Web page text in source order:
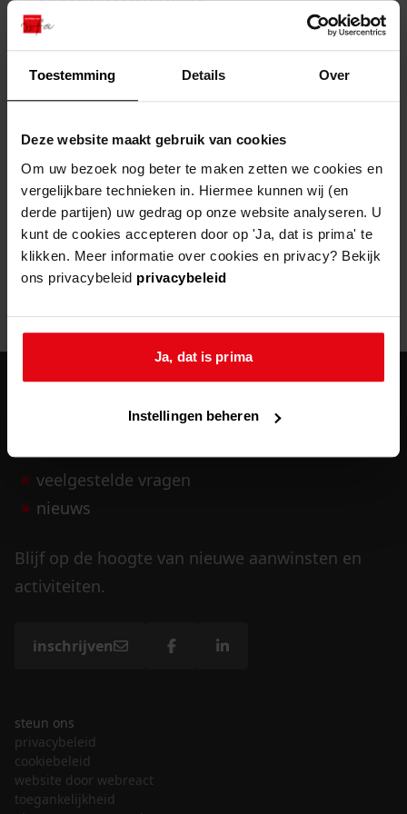
Toestemming Details Over
Deze website maakt gebruik van cookies
Om uw bezoek nog beter te maken zetten we cookies en
vergelijkbare technieken in. Hiermee kunnen wij (en
derde partijen) uw gedrag op onze website analyseren. U
kunt de cookies accepteren door op 'Ja, dat is prima' te
klikken. Meer informatie over cookies en privacy? Bekijk
ons privacybeleid privacybeleid
Ja, dat is prima
Instellingen beheren
bouwvergunningen
omgevingsvergunningen
vergunningen
uitleg nodig?
Wij helpen u op weg met een aantal zoektips.
bekijk alle zoektips
Wij helpen u op weg met een aantal zoektips.
bekijk alle zoektips
bekijk ons geschiedenislokaal
advisering en toezicht
beleidsplan
gemeenschappelijke regeling
publiek jaarverslag
steun het archief
U kunt ook Vriend worden en het Westfries
Archief steunen.
meer weten
zoektips
Door een fout tijdens het verwerken van deze pagina is het niet
404- Not Found
Mogelijk kunt u deze pagina niet bezoeken door:
een verouderde bladwijzer/favoriet
veelgestelde vragen
nieuws
Blijf op de hoogte van nieuwe aanwinsten en
activiteiten.
inschrijven
steun ons
privacybeleid
cookiebeleid
website door webreact
toegankelijkheid